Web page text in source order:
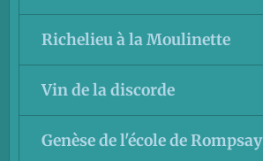
Richelieu à la Moulinette
Vin de la discorde
Genèse de l'école de Rompsay